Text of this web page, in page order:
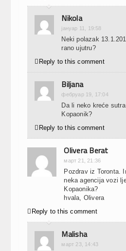
Nikola
јануар 11, 19:58
Neki polazak
rano ujutru?
 Reply to this comment
Biljana
фебруар 19, 17:04
Da li neko kreće
Kopaonik?
 Reply to this comment
Olivera Berat
март 21, 21:36
Pozdrav iz Toronta.
neka agencija vozi
Kopaonika?
hvala, Olivera
 Reply to this comment
Malisha
март 23, 14:43